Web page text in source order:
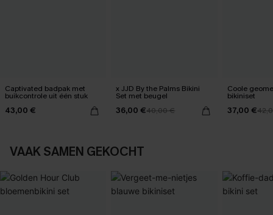
Captivated badpak met
buikcontrole uit één stuk
43,00 €
x JJD By the Palms Bikini
Set met beugel
36,00 €40,00 €
Coole
bikiniset
37,00 €
VAAK SAMEN GEKOCHT